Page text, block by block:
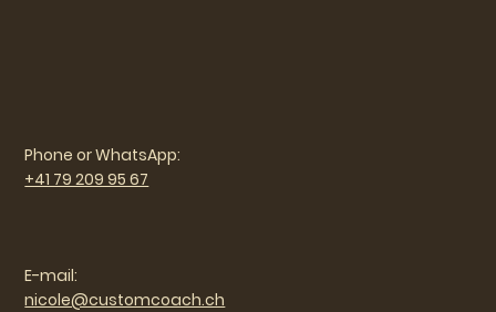
Phone or WhatsApp:
+41 79 209 95 67
E-mail:
nicole@customcoach.ch